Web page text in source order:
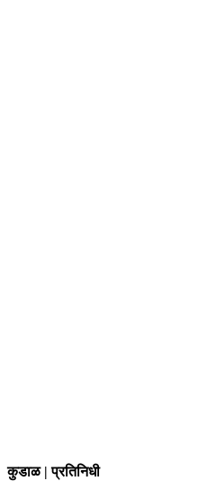
कुडाळ | प्रतिनिधी